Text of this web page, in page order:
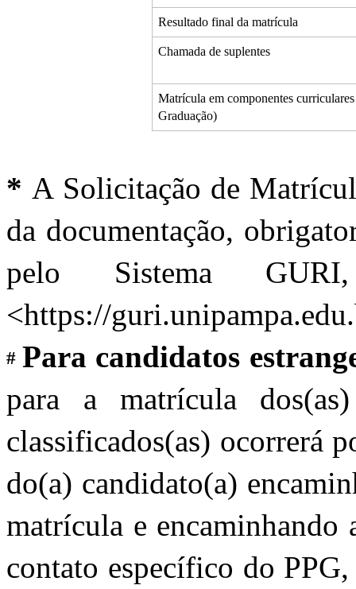
Resultado final da matrícula
Chamada de suplentes
Matrícula em componentes
Graduação)
* A Solicitação de
da documentação,
pelo Sistema
<https://
# Para candidatos
para a matrícula dos(as)
classificados(as) ocorrerá
do(a) candidato(a)
matrícula e encaminhando
contato específico do